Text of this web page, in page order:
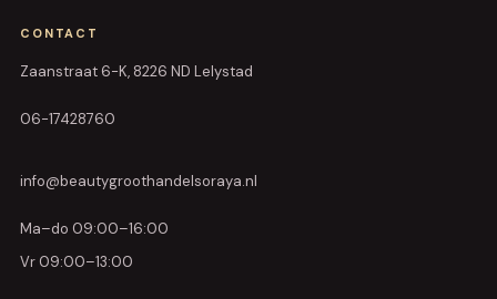
CONTACT
Zaanstraat 6-K, 8226 ND Lelystad
06-17428760
info@beautygroothandelsoraya.nl
Ma–do 09:00–16:00
Vr 09:00–13:00